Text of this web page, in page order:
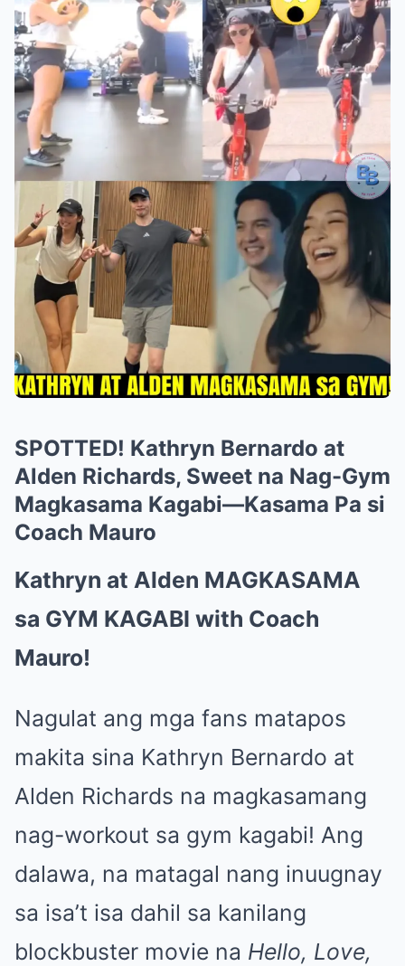
SPOTTED! Kathryn Bernardo at
Alden Richards, Sweet na Nag-Gym
Magkasama Kagabi—Kasama Pa si
Coach Mauro
Kathryn at Alden MAGKASAMA
sa GYM KAGABI with Coach
Mauro!
Nagulat ang mga fans matapos
makita sina Kathryn Bernardo at
Alden Richards na magkasamang
nag-workout sa gym kagabi! Ang
dalawa, na matagal nang inuugnay
sa isa’t isa dahil sa kanilang
blockbuster movie na Hello, Love,